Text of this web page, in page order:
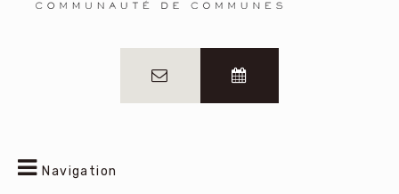
Navigation